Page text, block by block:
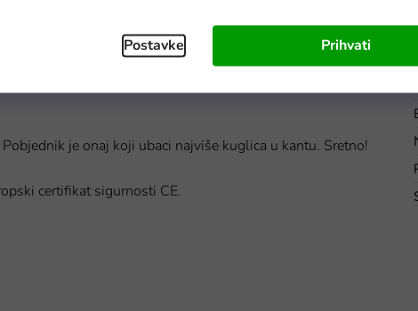
Postavke Prihvati
kreće se i ima čak oči i usta. Vozi se i bježi od svakog
gore-dolje. Alternativno, poklopac se može zaključati ili se
je onaj koji ubaci najviše kuglica u kantu. Sretno!
certifikat sigurnosti CE.